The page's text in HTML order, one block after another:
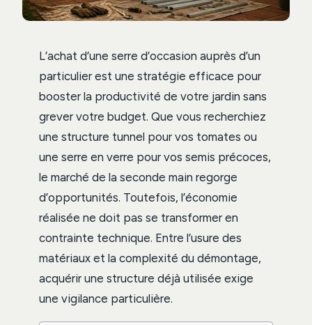
L’achat d’une serre d’occasion auprès d’un
particulier est une stratégie efficace pour
booster la productivité de votre jardin sans
grever votre budget. Que vous recherchiez
une structure tunnel pour vos tomates ou
une serre en verre pour vos semis précoces,
le marché de la seconde main regorge
d’opportunités. Toutefois, l’économie
réalisée ne doit pas se transformer en
contrainte technique. Entre l’usure des
matériaux et la complexité du démontage,
acquérir une structure déjà utilisée exige
une vigilance particulière.